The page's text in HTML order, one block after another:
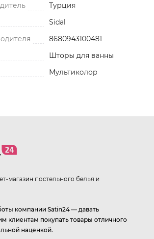
Турция
Sidal
8680943100481
Шторы для ванны
Мультиколор
магазин постельного белья и
компании Satin24 — давать
клиентам покупать товары отличного
наценкой.